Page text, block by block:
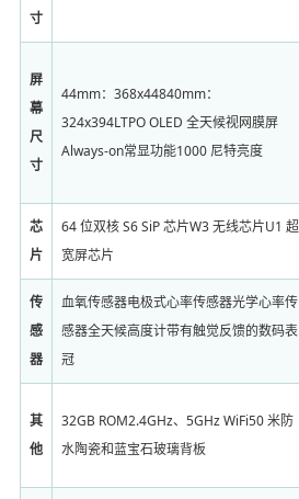
寸
屏
幕
尺
寸
44mm：368x44840mm：
324x394LTPO OLED 全天候视网膜屏
Always-on常显功能1000 尼特亮度
芯
片
64 位双核 S6 SiP 芯片W3 无线芯片U1 超
宽屏芯片
传
感
器
血氧传感器电极式心率传感器光学心率传
感器全天候高度计带有触觉反馈的数码表
冠
其
他
32GB ROM2.4GHz、5GHz WiFi50 米防
水陶瓷和蓝宝石玻璃背板